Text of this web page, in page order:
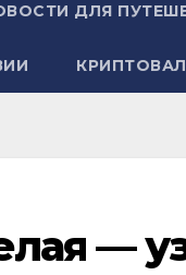
ДЛЯ
—